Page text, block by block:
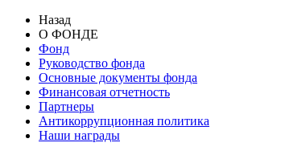
Назад
О ФОНДЕ
Фонд
Руководство фонда
Основные документы фонда
Финансовая отчетность
Партнеры
Антикоррупционная политика
Наши награды